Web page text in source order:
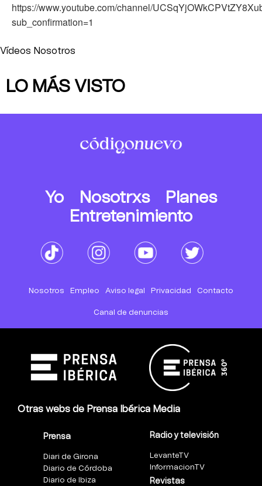
https://www.youtube.com/channel/
sub_confirmation=1
Vídeos Nosotros
LO MÁS VISTO
Yo Nosotrxs
Planes
Entretenimiento
Nosotros Empleo Aviso legal Privacidad Contacto
Canal de denuncias
Otras webs de Prensa Ibérica Media
Prensa
Diari de Girona
Diario de Córdoba
Diario de Ibiza
Radio y televisión
LevanteTV
InformacionTV
Revistas